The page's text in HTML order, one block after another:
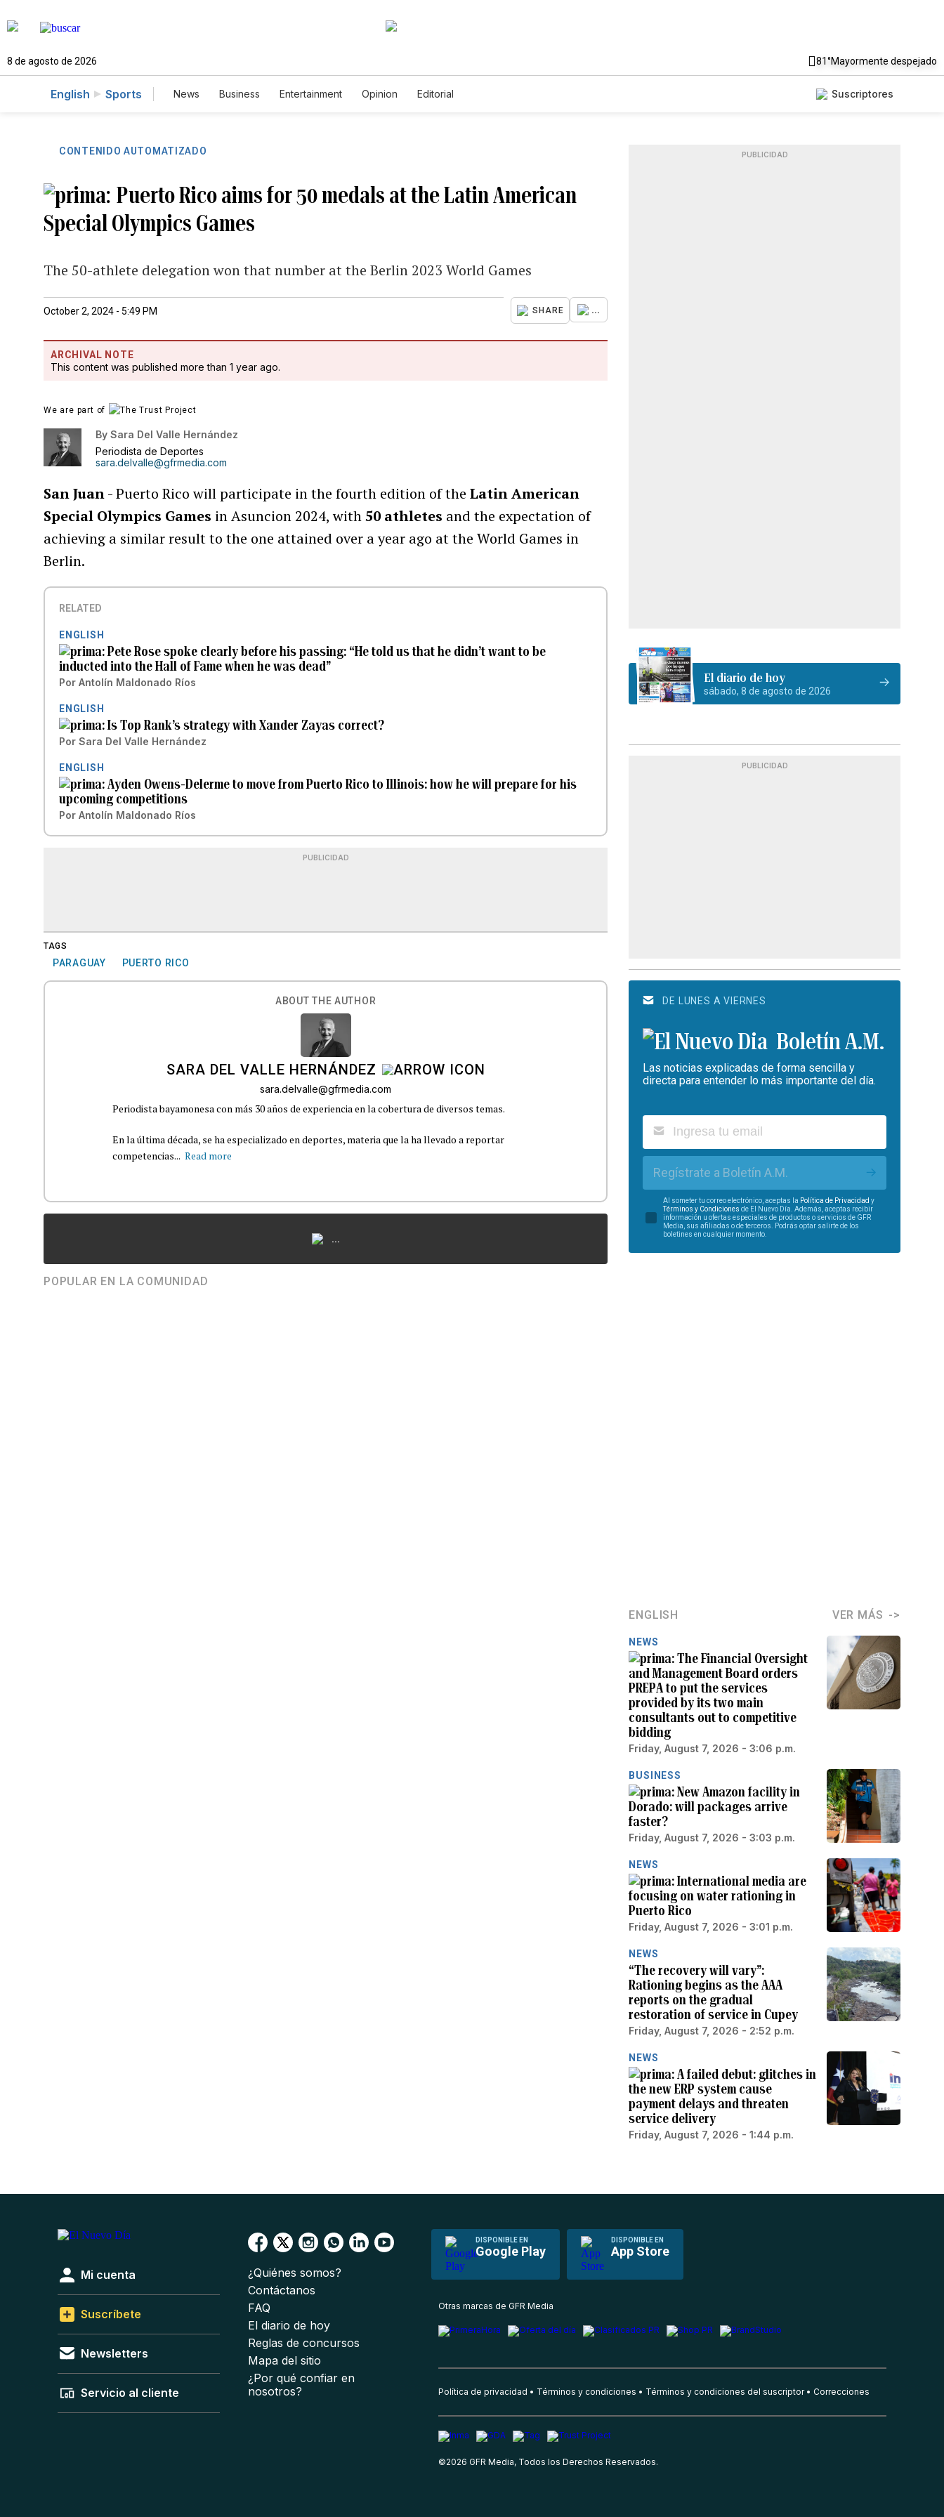
8 de agosto de 2026 81°Mayormente despejado
English Sports News Business Entertainment Opinion Editorial Suscriptores
CONTENIDO AUTOMATIZADO
Puerto Rico aims for 50 medals at the Latin American
Special Olympics Games
The 50-athlete delegation won that number at the Berlin 2023 World Games
October 2, 2024 - 5:49 PM SHARE ...
ARCHIVAL NOTE
This content was published more than 1 year ago.
We are part of
By Sara Del Valle Hernández
Periodista de Deportes
sara.delvalle@gfrmedia.com
San Juan- Puerto Rico will participate in the fourth edition of theLatin American
Special Olympics Games in Asuncion 2024, with50 athletes and the expectation of
achieving a similar result to the one attained over a year ago at the World Games in
Berlin.
RELATED
ENGLISH
Pete Rose spoke clearly before his passing: “He told us that he didn’t want to be
inducted into the Hall of Fame when he was dead”
Por Antolín Maldonado Ríos
ENGLISH
Is Top Rank’s strategy with Xander Zayas correct?
Por Sara Del Valle Hernández
ENGLISH
Ayden Owens-Delerme to move from Puerto Rico to Illinois: how he will prepare for his
upcoming competitions
Por Antolín Maldonado Ríos
PUBLICIDAD
TAGS
PARAGUAY PUERTO RICO
ABOUT THE AUTHOR
SARA DEL VALLE HERNÁNDEZ
sara.delvalle@gfrmedia.com
Periodista bayamonesa con más 30 años de experiencia en la cobertura de diversos temas.
En la última década, se ha especializado en deportes, materia que la ha llevado a reportar
competencias... Read more
...
POPULAR EN LA COMUNIDAD
PUBLICIDAD
El diario de hoy
sábado, 8 de agosto de 2026
PUBLICIDAD
DE LUNES A VIERNES
Boletín A.M.
Las noticias explicadas de forma sencilla y
directa para entender lo más importante del día.
Regístrate a Boletín A.M.
Al someter tu correo electrónico, aceptas la Política de Privacidad y
Términos y Condiciones de El Nuevo Día. Además, aceptas recibir
información u ofertas especiales de productos o servicios de GFR
Media, sus afiliadas o de terceros. Podrás optar salirte de los
boletines en cualquier momento.
ENGLISH VER MÁS
NEWS
The Financial Oversight
and Management Board orders
PREPA to put the services
provided by its two main
consultants out to competitive
bidding
Friday, August 7, 2026 - 3:06 p.m.
BUSINESS
New Amazon facility in
Dorado: will packages arrive
faster?
Friday, August 7, 2026 - 3:03 p.m.
NEWS
International media are
focusing on water rationing in
Puerto Rico
Friday, August 7, 2026 - 3:01 p.m.
NEWS
“The recovery will vary”:
Rationing begins as the AAA
reports on the gradual
restoration of service in Cupey
Friday, August 7, 2026 - 2:52 p.m.
NEWS
A failed debut: glitches in
the new ERP system cause
payment delays and threaten
service delivery
Friday, August 7, 2026 - 1:44 p.m.
DISPONIBLE EN
Google Play
DISPONIBLE EN
App Store
Mi cuenta
Suscríbete
Newsletters
Servicio al cliente
¿Quiénes somos?
Contáctanos
FAQ
El diario de hoy
Reglas de concursos
Mapa del sitio
¿Por qué confiar en
nosotros?
Otras marcas de GFR Media
Política de privacidad Términos y condiciones Términos y condiciones del suscriptor Correcciones
©2026 GFR Media, Todos los Derechos Reservados.